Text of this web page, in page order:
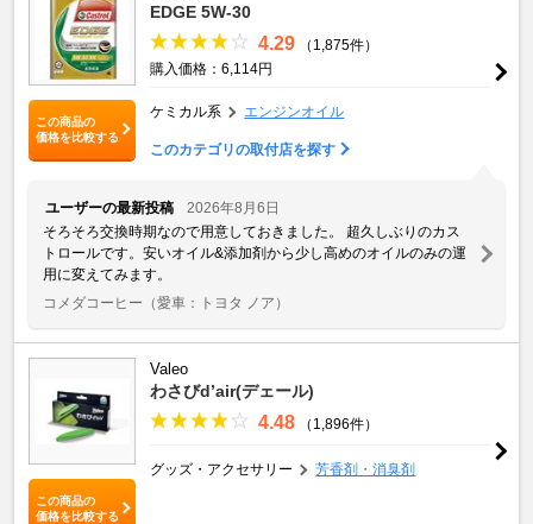
この商品の
価格を比較する
EDGE 5W-30
4.29
（1,875件）
購入価格：6,114円
ケミカル系 エンジンオイル
このカテゴリの取付店を探す
ユーザーの最新投稿
2026年8月6日
そろそろ交換時期なので用意しておきました。 超久しぶりのカス
トロールです。安いオイル&添加剤から少し高めのオイルのみの運
用に変えてみます。
コメダコーヒー （愛車：トヨタ ノア）
この商品の
価格を比較する
Valeo
わさびd’air(デェール)
4.48 （1,896件）
グッズ・アクセサリー 芳香剤・消臭剤